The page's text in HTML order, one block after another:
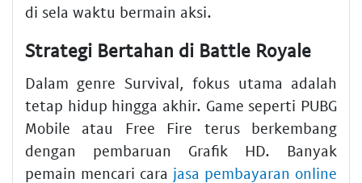
di sela waktu bermain aksi.
Strategi Bertahan di Battle Royale
Dalam genre Survival, fokus utama adalah
tetap hidup hingga akhir. Game seperti PUBG
Mobile atau Free Fire terus berkembang
dengan pembaruan Grafik HD. Banyak
pemain mencari cara jasa pembayaran online